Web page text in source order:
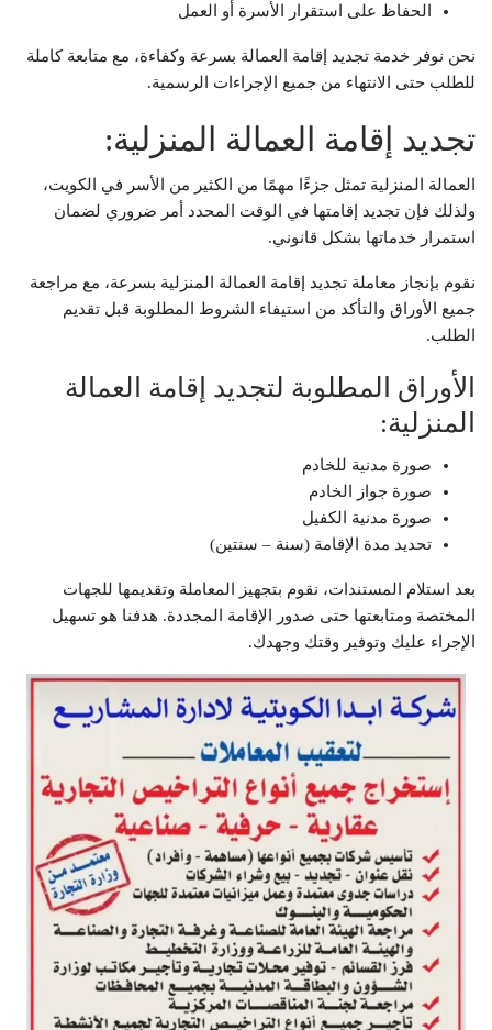
الحفاظ على استقرار الأسرة أو العمل
نحن نوفر خدمة تجديد إقامة العمالة بسرعة وكفاءة، مع متابعة كاملة
للطلب حتى الانتهاء من جميع الإجراءات الرسمية.
تجديد إقامة العمالة المنزلية:
العمالة المنزلية تمثل جزءًا مهمًا من الكثير من الأسر في الكويت،
ولذلك فإن تجديد إقامتها في الوقت المحدد أمر ضروري لضمان
استمرار خدماتها بشكل قانوني.
نقوم بإنجاز معاملة تجديد إقامة العمالة المنزلية بسرعة، مع مراجعة
جميع الأوراق والتأكد من استيفاء الشروط المطلوبة قبل تقديم
الطلب.
الأوراق المطلوبة لتجديد إقامة العمالة
المنزلية:
صورة مدنية للخادم
صورة جواز الخادم
صورة مدنية الكفيل
تحديد مدة الإقامة (سنة – سنتين)
بعد استلام المستندات، نقوم بتجهيز المعاملة وتقديمها للجهات
المختصة ومتابعتها حتى صدور الإقامة المجددة. هدفنا هو تسهيل
الإجراء عليك وتوفير وقتك وجهدك.